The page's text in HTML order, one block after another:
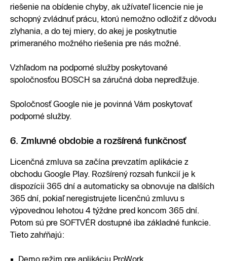
riešenie na obídenie chyby, ak užívateľ licencie nie je
schopný zvládnuť prácu, ktorú nemožno odložiť z dôvodu
zlyhania, a do tej miery, do akej je poskytnutie
primeraného možného riešenia pre nás možné.
Vzhľadom na podporné služby poskytované
spoločnosťou BOSCH sa záručná doba nepredlžuje.
Spoločnosť Google nie je povinná Vám poskytovať
podporné služby.
6. Zmluvné obdobie a rozšírená funkčnosť
Licenčná zmluva sa začína prevzatím aplikácie z
obchodu Google Play. Rozšírený rozsah funkcií je k
dispozícii 365 dní a automaticky sa obnovuje na ďalších
365 dní, pokiaľ neregistrujete licenčnú zmluvu s
výpovednou lehotou 4 týždne pred koncom 365 dní.
Potom sú pre SOFTVÉR dostupné iba základné funkcie.
Tieto zahŕňajú:
Demo režim pre aplikáciu ProWork